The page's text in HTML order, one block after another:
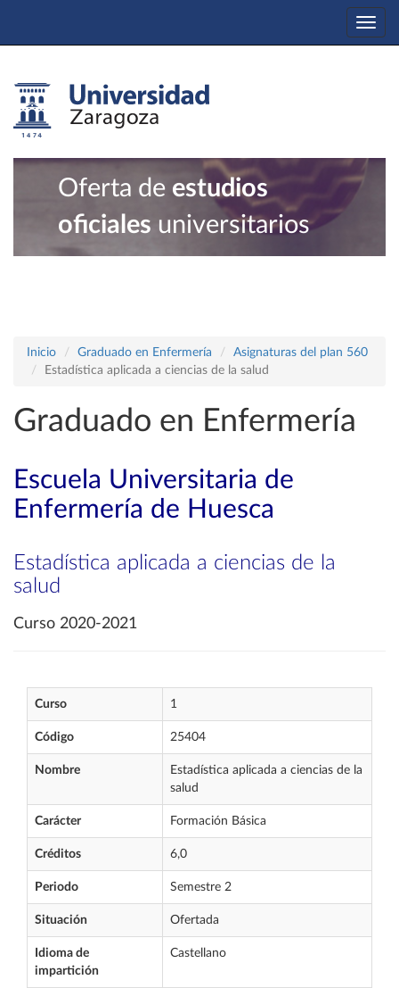
Oferta de estudios
oficiales universitarios
Inicio Graduado en Enfermería
Asignaturas del plan 560
Estadística aplicada a ciencias de la salud
Graduado en Enfermería
Escuela Universitaria de
Enfermería de Huesca
Estadística aplicada a ciencias de la
salud
Curso 2020-2021
Curso 1
Código 25404
Nombre
Estadística aplicada a ciencias de la
salud
Carácter Formación Básica
Créditos 6,0
Periodo Semestre 2
Situación Ofertada
Idioma de
impartición
Castellano